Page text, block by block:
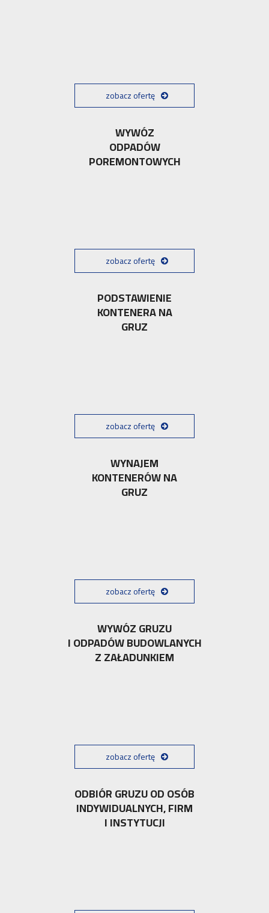
zobacz ofertę
WYWÓZ
ODPADÓW
POREMONTOWYCH
zobacz ofertę
PODSTAWIENIE
KONTENERA NA
GRUZ
zobacz ofertę
WYNAJEM
KONTENERÓW NA
GRUZ
zobacz ofertę
WYWÓZ GRUZU
I ODPADÓW BUDOWLANYCH
Z ZAŁADUNKIEM
zobacz ofertę
ODBIÓR GRUZU OD OSÓB
INDYWIDUALNYCH, FIRM
I INSTYTUCJI